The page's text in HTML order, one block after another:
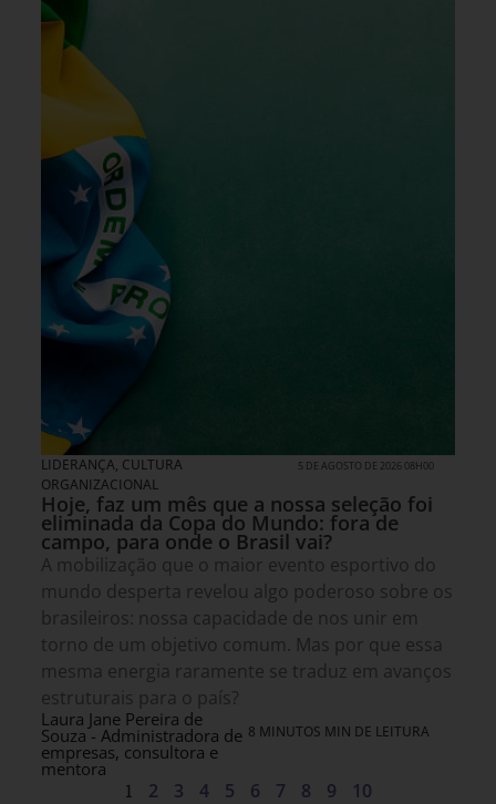
LIDERANÇA, CULTURA
ORGANIZACIONAL
5 DE AGOSTO DE 2026 08H00
Hoje, faz um mês que a nossa seleção foi
eliminada da Copa do Mundo: fora de
campo, para onde o Brasil vai?
A mobilização que o maior evento esportivo do
mundo desperta revelou algo poderoso sobre os
brasileiros: nossa capacidade de nos unir em
torno de um objetivo comum. Mas por que essa
mesma energia raramente se traduz em avanços
estruturais para o país?
Laura Jane Pereira de
Souza - Administradora de
empresas, consultora e
mentora
8 MINUTOS MIN DE LEITURA
1 2 3 4 5 6 7 8 9 10